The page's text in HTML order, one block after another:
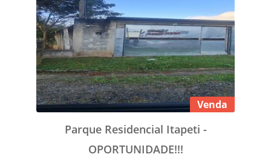
Venda
Parque Residencial Itapeti -
OPORTUNIDADE!!!